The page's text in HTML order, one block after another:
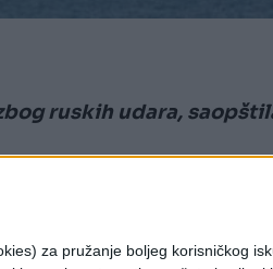
za pružanje boljeg korisničkog
ruskih udara,
te da su sve obnovljene